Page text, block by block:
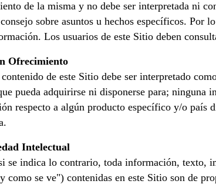
de la misma y no debe ser interpretada ni
sobre asuntos u hechos específicos. Por
Los usuarios de este Sitio deben
Ofrecimiento
de este Sitio debe ser interpretado
pueda adquirirse ni disponerse para; ninguna
respecto a algún producto específico y/o país
Intelectual
se indica lo contrario, toda información, texto,
como se ve") contenidas en este Sitio son de